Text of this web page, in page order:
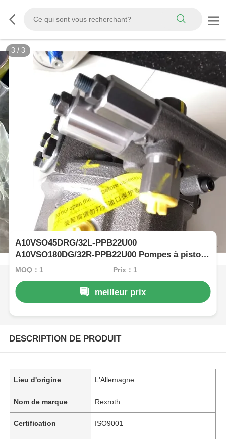
3 / 3
A10VSO45DRG/32L-PPB22U00
A10VSO180DG/32R-PPB22U00 Pompes à piston
à déplacement variable à rétroviseur
MOQ：1 Prix：1
meilleur prix
DESCRIPTION DE PRODUIT
Lieu d'origine L'Allemagne
Nom de marque Rexroth
Certification ISO9001